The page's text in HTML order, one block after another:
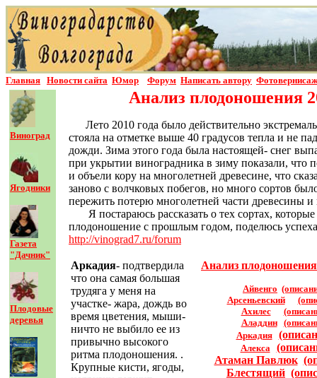
Главная Новости сайта Юмор Форум Написать автору
Виноград
Ягодники
Газета
"Дачник"
Плодовые
деревья
Анализ плодоношения
Лето 2010 года было действительно
стояла на отметке выше 40 градусов тепла и не
дожди. Зима этого года была настоящей- снег
при укрытии виноградника в зиму показали, что
и объели кору на многолетней древесине, что
заново с волчковых побегов, но много сортов
пережить потерю многолетней части древесины и
Я постараюсь рассказать о тех сортах,
плодоношение с прошлым годом, поделюсь
http://vinograd7.ru/forum
Аркадия- подтвердила
что она самая большая
трудяга у меня на
участке- жара, дождь во
время цветения, мыши-
ничто не выбило ее из
привычно высокого
ритма плодоношения. .
Крупные кисти, ягоды,
Анализ плодоношения
Айвенго
Арсеньевский
Ахилес
Аладдин
Аркадия
Алекса
Атаман Павлюк
Блестящий